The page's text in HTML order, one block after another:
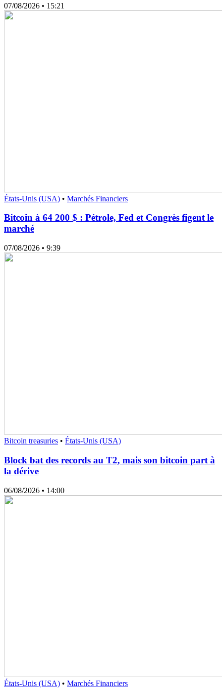
07/08/2026 • 15:21
États-Unis (USA) • Marchés Financiers
Bitcoin à 64 200 $ : Pétrole, Fed et Congrès figent le
marché
07/08/2026 • 9:39
Bitcoin treasuries • États-Unis (USA)
Block bat des records au T2, mais son bitcoin part à
la dérive
06/08/2026 • 14:00
États-Unis (USA) • Marchés Financiers